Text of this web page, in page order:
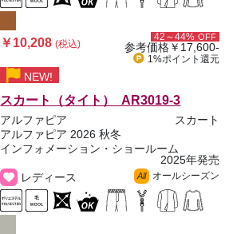
￥10,208(税込)
42～44% OFF
参考価格￥17,600-
1%ポイント 還元
NEW!
スカート（タイト） AR3019-3
アルファピア
スカート
アルファピア 2026 秋冬
インフォメーション・ショールーム
2025年発売
レディース
All オールシーズン